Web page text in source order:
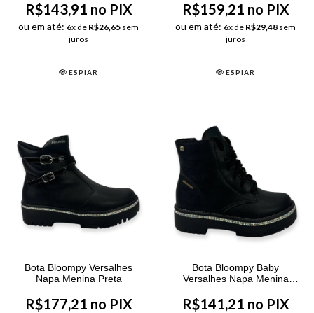
R$143,91 no PIX
ou em até: 6x de R$26,65 sem
juros
ESPIAR
R$159,21 no PIX
ou em até: 6x de R$29,48 sem
juros
ESPIAR
Bota Bloompy Versalhes
Napa Menina Preta
R$177,21 no PIX
Bota Bloompy Baby
Versalhes Napa Menina
R$141,21 no PIX